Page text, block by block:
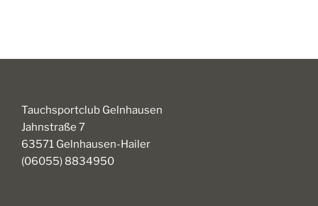
Tauchsportclub Gelnhausen
Jahnstraße 7
63571 Gelnhausen-Hailer
(06055) 8834950